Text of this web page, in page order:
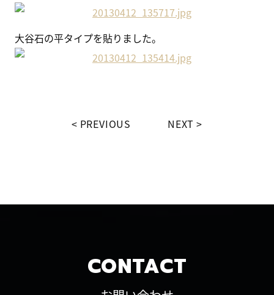
大谷石の平タイプを貼りました。
PREVIOUS NEXT
CONTACT